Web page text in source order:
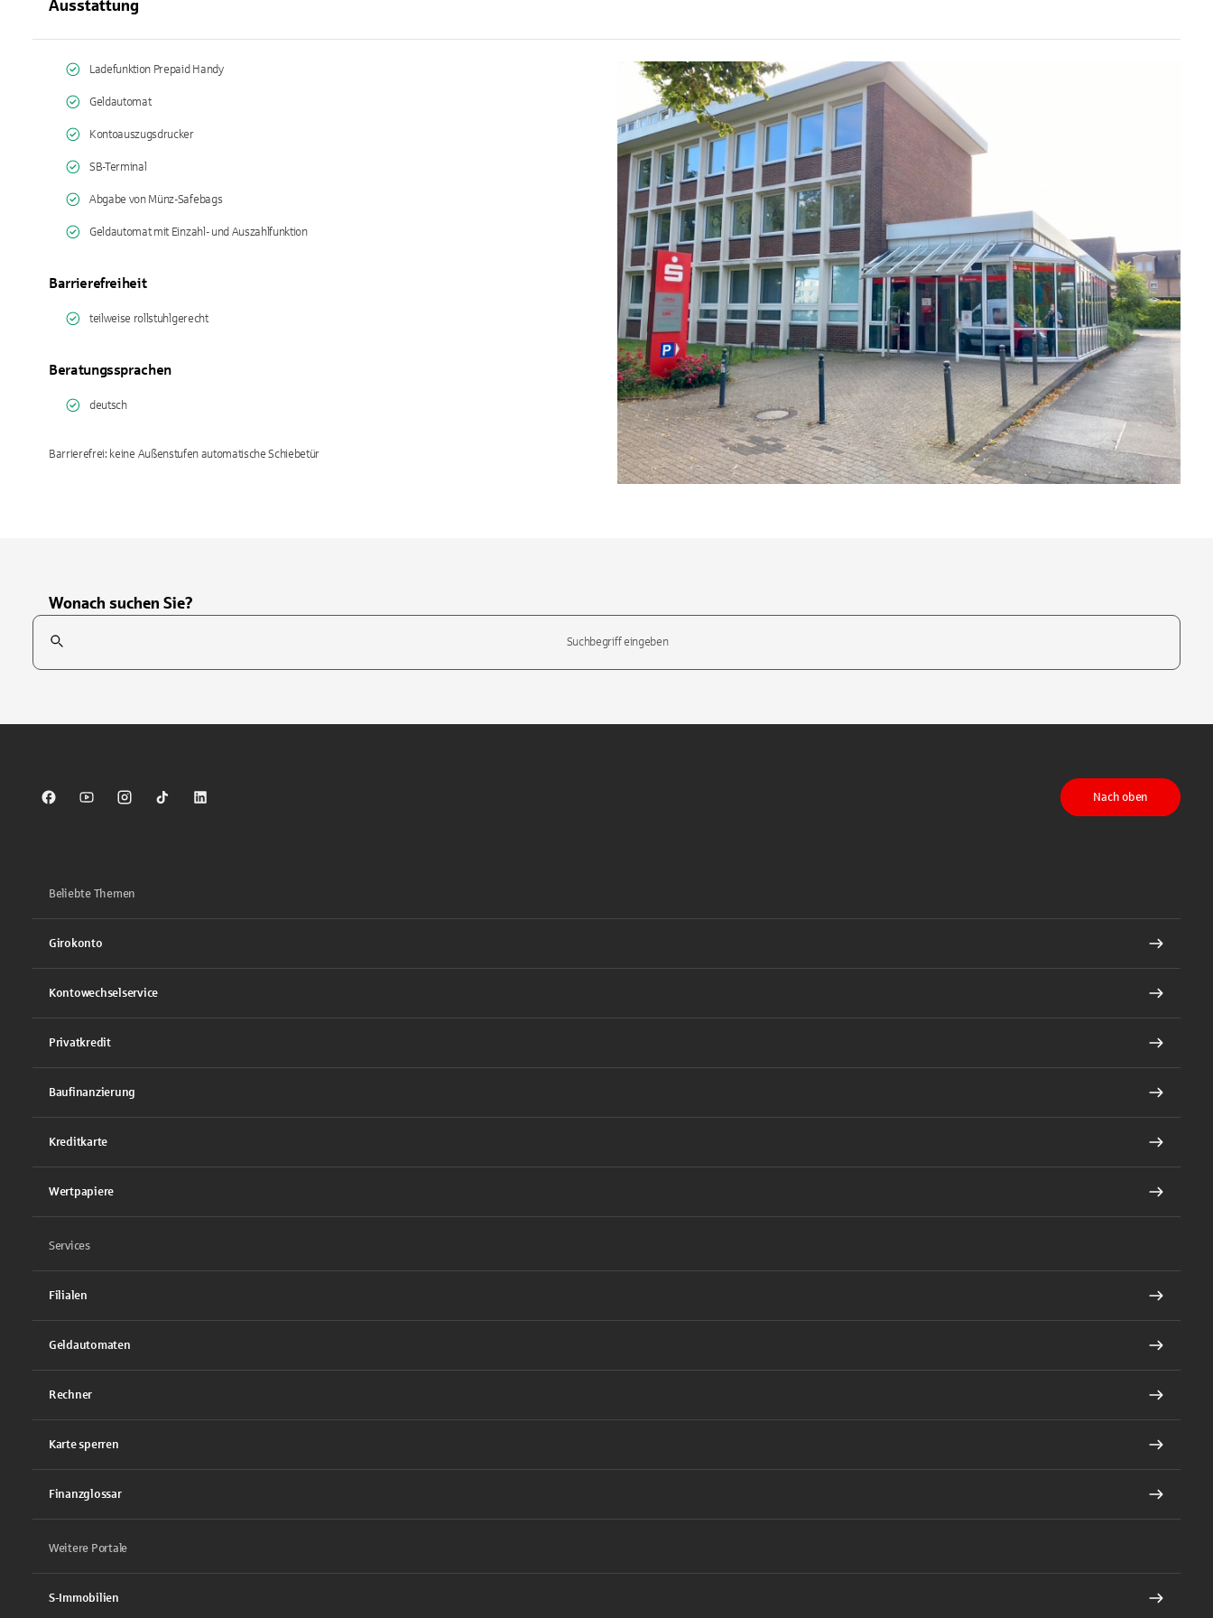
Ausstattung
Ladefunktion Prepaid Handy
Geldautomat
Kontoauszugsdrucker
SB-Terminal
Abgabe von Münz-Safebags
Geldautomat mit Einzahl- und Auszahlfunktion
Barrierefreiheit
teilweise rollstuhlgerecht
Beratungssprachen
deutsch
Barrierefrei: keine Außenstufen automatische Schiebetür
Wonach suchen Sie?
Suchfeld
Sparkasse auf Facebook
Sparkasse auf Youtube
Sparkasse auf Instagram
Sparkasse auf TikTok
Sparkasse auf LinkedIn
Nach oben
Beliebte Themen
Girokonto
Kontowechselservice
Privatkredit
Baufinanzierung
Kreditkarte
Wertpapiere
Services
Filialen
Geldautomaten
Rechner
Karte sperren
Finanzglossar
Weitere Portale
S-Immobilien